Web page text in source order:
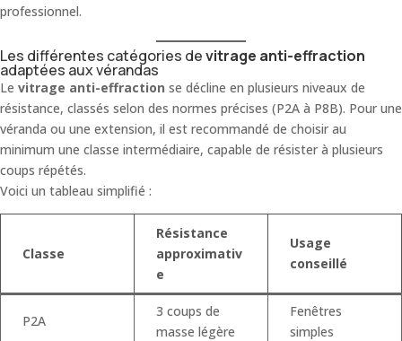
professionnel.
Les différentes catégories devitrage anti-effraction
adaptées aux vérandas
Le vitrage anti-effraction se décline en plusieurs niveaux de
résistance, classés selon des normes précises (P2A à P8B). Pour une
véranda ou une extension, il est recommandé de choisir au
minimum une classe intermédiaire, capable de résister à plusieurs
coups répétés.
Voici un tableau simplifié :
Classe
Résistance
approximativ
e
Usage
conseillé
P2A
3 coups de
masse légère
Fenêtres
simples